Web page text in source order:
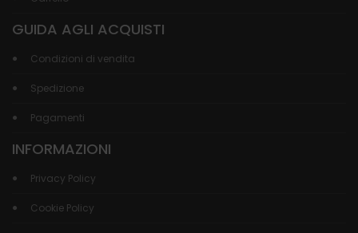
GUIDA AGLI ACQUISTI
Condizioni di vendita
Spedizione
Pagamenti
INFORMAZIONI
Privacy Policy
Cookie Policy